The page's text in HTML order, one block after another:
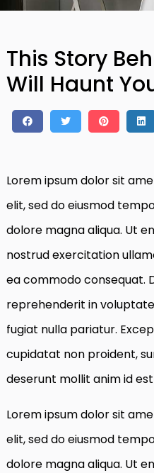
This Story
Will Haunt
Lorem ipsum dolor sit
elit, sed do eiusmod
dolore magna aliqua. Ut
nostrud exercitation
ea commodo consequat.
reprehenderit in
fugiat nulla pariatur.
cupidatat non proident,
deserunt mollit anim id
Lorem ipsum dolor sit
elit, sed do eiusmod
dolore magna aliqua. Ut